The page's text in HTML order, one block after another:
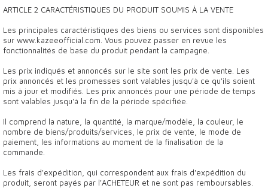
ARTICLE 2 CARACTÉRISTIQUES DU PRODUIT SOUMIS À LA VENTE
Les principales caractéristiques des biens ou services sont disponibles
sur www.kazeeofficial.com. Vous pouvez passer en revue les
fonctionnalités de base du produit pendant la campagne.
Les prix indiqués et annoncés sur le site sont les prix de vente. Les
prix annoncés et les promesses sont valables jusqu'à ce qu'ils soient
mis à jour et modifiés. Les prix annoncés pour une période de temps
sont valables jusqu'à la fin de la période spécifiée.
Il comprend la nature, la quantité, la marque/modèle, la couleur, le
nombre de biens/produits/services, le prix de vente, le mode de
paiement, les informations au moment de la finalisation de la
commande.
Les frais d'expédition, qui correspondent aux frais d'expédition du
produit, seront payés par l'ACHETEUR et ne sont pas remboursables.